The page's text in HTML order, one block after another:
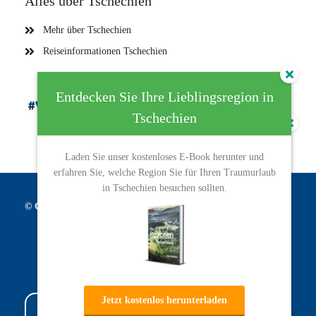
Mehr über Tschechien
Reiseinformationen Tschechien
© CeskySight
Regionen: Erhalten Sie Ihre
persönliche Reiseführer
direkt in Ihrem Posteingang!
Entdecken Sie die versteckten Schätze
Tschechiens mit nur einem Klick
Ja, das möchte ich!
Entdecken Sie Ihre Lieblingsregion in
Tschechien
Laden Sie unser kostenloses E-Book herunter und
erfahren Sie, welche Region Sie für Ihren Traumurlaub
in Tschechien besuchen sollten.
Jetzt kostenlos herunterladen